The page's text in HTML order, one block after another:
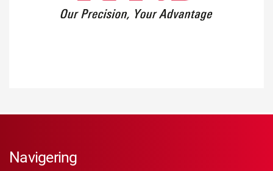
Navigering